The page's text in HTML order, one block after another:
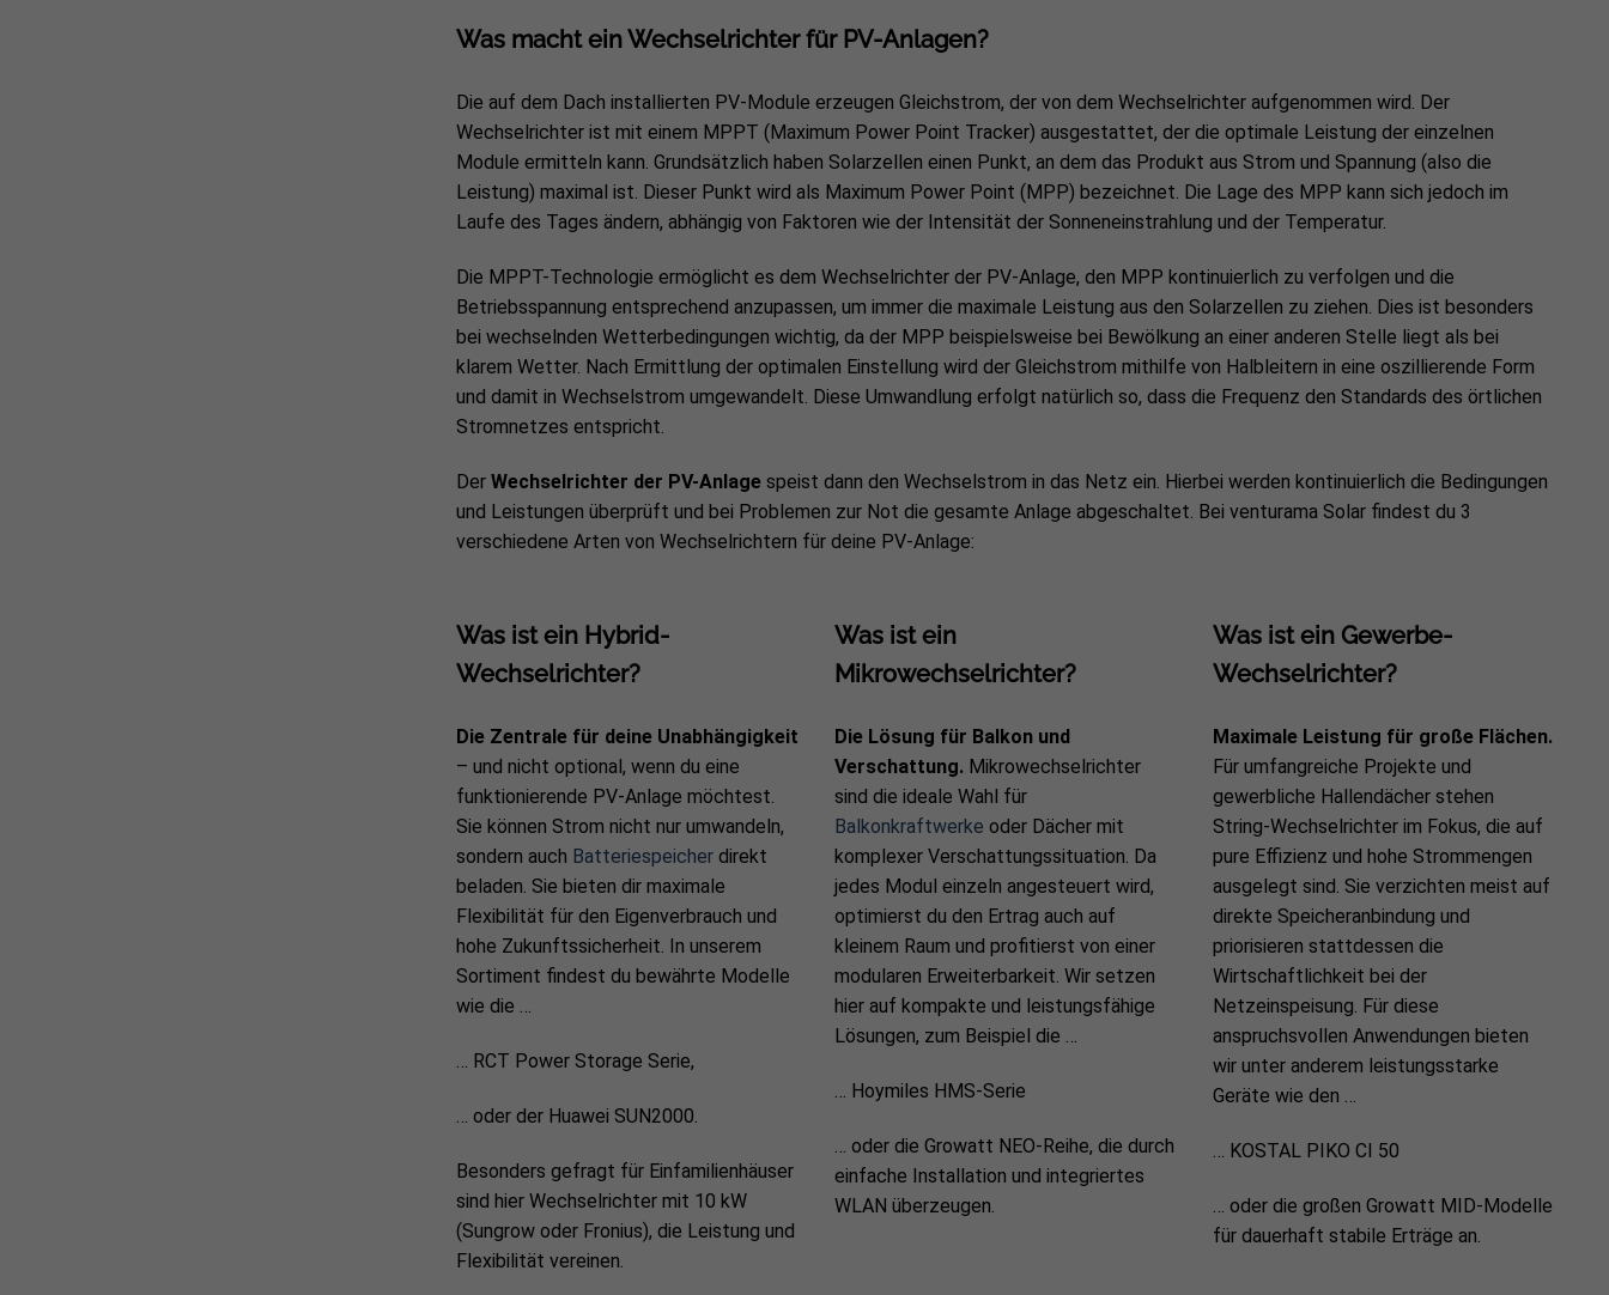
Was macht ein Wechselrichter für PV-Anlagen?
Die auf dem Dach installierten PV-Module erzeugen Gleichstrom, der von dem Wechselrichter aufgenommen wird. Der
Wechselrichter ist mit einem MPPT (Maximum Power Point Tracker) ausgestattet, der die optimale Leistung der einzelnen
Module ermitteln kann. Grundsätzlich haben Solarzellen einen Punkt, an dem das Produkt aus Strom und Spannung (also die
Leistung) maximal ist. Dieser Punkt wird als Maximum Power Point (MPP) bezeichnet. Die Lage des MPP kann sich jedoch im
Laufe des Tages ändern, abhängig von Faktoren wie der Intensität der Sonneneinstrahlung und der Temperatur.
Die MPPT-Technologie ermöglicht es dem Wechselrichter der PV-Anlage, den MPP kontinuierlich zu verfolgen und die
Betriebsspannung entsprechend anzupassen, um immer die maximale Leistung aus den Solarzellen zu ziehen. Dies ist besonders
bei wechselnden Wetterbedingungen wichtig, da der MPP beispielsweise bei Bewölkung an einer anderen Stelle liegt als bei
klarem Wetter. Nach Ermittlung der optimalen Einstellung wird der Gleichstrom mithilfe von Halbleitern in eine oszillierende Form
und damit in Wechselstrom umgewandelt. Diese Umwandlung erfolgt natürlich so, dass die Frequenz den Standards des örtlichen
Stromnetzes entspricht.
Der Wechselrichter der PV-Anlage speist dann den Wechselstrom in das Netz ein. Hierbei werden kontinuierlich die Bedingungen
und Leistungen überprüft und bei Problemen zur Not die gesamte Anlage abgeschaltet. Bei venturama Solar findest du 3
verschiedene Arten von Wechselrichtern für deine PV-Anlage:
Was ist ein Hybrid-
Wechselrichter?
Die Zentrale für deine Unabhängigkeit
– und nicht optional, wenn du eine
funktionierende PV-Anlage möchtest.
Sie können Strom nicht nur umwandeln,
sondern auch Batteriespeicher direkt
beladen. Sie bieten dir maximale
Flexibilität für den Eigenverbrauch und
hohe Zukunftssicherheit. In unserem
Sortiment findest du bewährte Modelle
wie die …
… RCT Power Storage Serie,
… oder der Huawei SUN2000.
Besonders gefragt für Einfamilienhäuser
sind hier Wechselrichter mit 10 kW
(Sungrow oder Fronius), die Leistung und
Flexibilität vereinen.
Was ist ein
Mikrowechselrichter?
Die Lösung für Balkon und
Verschattung.Mikrowechselrichter
sind die ideale Wahl für
Balkonkraftwerke oder Dächer mit
komplexer Verschattungssituation. Da
jedes Modul einzeln angesteuert wird,
optimierst du den Ertrag auch auf
kleinem Raum und profitierst von einer
modularen Erweiterbarkeit. Wir setzen
hier auf kompakte und leistungsfähige
Lösungen, zum Beispiel die …
… Hoymiles HMS-Serie
… oder die Growatt NEO-Reihe, die durch
einfache Installation und integriertes
WLAN überzeugen.
Was ist ein Gewerbe-
Wechselrichter?
Maximale Leistung für große Flächen.
Für umfangreiche Projekte und
gewerbliche Hallendächer stehen
String-Wechselrichter im Fokus, die auf
pure Effizienz und hohe Strommengen
ausgelegt sind. Sie verzichten meist auf
direkte Speicheranbindung und
priorisieren stattdessen die
Wirtschaftlichkeit bei der
Netzeinspeisung. Für diese
anspruchsvollen Anwendungen bieten
wir unter anderem leistungsstarke
Geräte wie den …
… KOSTAL PIKO CI 50
… oder die großen Growatt MID-Modelle
für dauerhaft stabile Erträge an.